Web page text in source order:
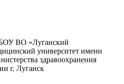
ВО «Луганский
университет имени
здравоохранения
г. Луганск